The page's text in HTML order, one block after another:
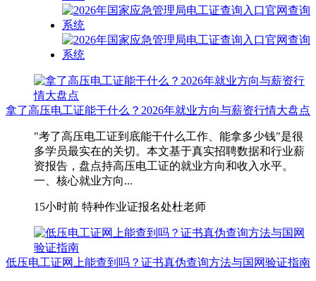
拿了高压电工证能干什么？2026年就业方向与薪资行情大盘点
"考了高压电工证到底能干什么工作、能拿多少钱"是很
多学员最实在的关切。本文基于真实招聘数据和行业薪
资报告，盘点持高压电工证的就业方向和收入水平。
一、核心就业方向...
15小时前 特种作业证报名处杜老师
低压电工证网上能查到吗？证书真伪查询方法与国网验证指南